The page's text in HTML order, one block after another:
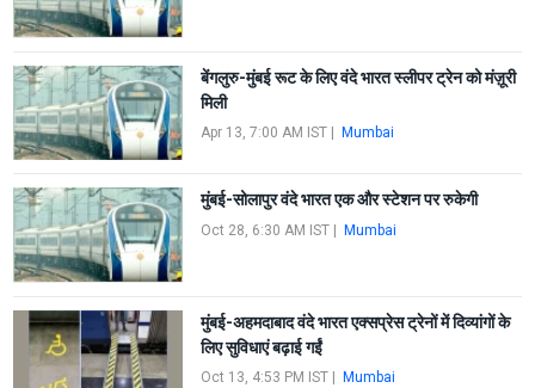
बेंगलुरु-मुंबई रूट के लिए वंदे भारत स्लीपर ट्रेन को मंज़ूरी
मिली
Apr 13, 7:00 AM IST| Mumbai
मुंबई-सोलापुर वंदे भारत एक और स्टेशन पर रुकेगी
Oct 28, 6:30 AM IST| Mumbai
मुंबई-अहमदाबाद वंदे भारत एक्सप्रेस ट्रेनों में दिव्यांगों के
लिए सुविधाएं बढ़ाई गईं
Oct 13, 4:53 PM IST| Mumbai